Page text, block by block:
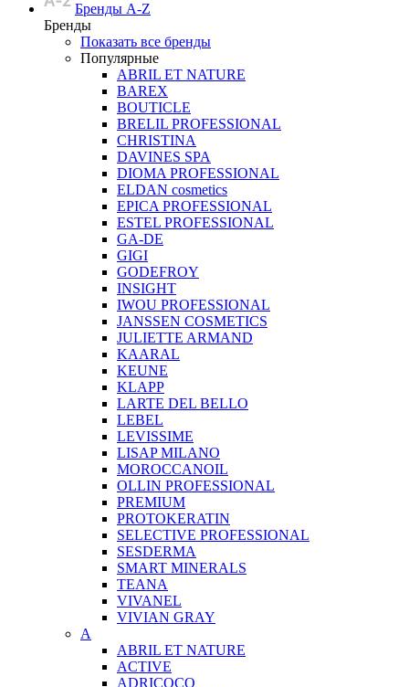
Бренды A-Z
Бренды
Показать все бренды
Популярные
ABRIL ET NATURE
BAREX
BOUTICLE
BRELIL PROFESSIONAL
CHRISTINA
DAVINES SPA
DIOMA PROFESSIONAL
ELDAN cosmetics
EPICA PROFESSIONAL
ESTEL PROFESSIONAL
GA-DE
GIGI
GODEFROY
INSIGHT
IWOU PROFESSIONAL
JANSSEN COSMETICS
JULIETTE ARMAND
KAARAL
KEUNE
KLAPP
LARTE DEL BELLO
LEBEL
LEVISSIME
LISAP MILANO
MOROCCANOIL
OLLIN PROFESSIONAL
PREMIUM
PROTOKERATIN
SELECTIVE PROFESSIONAL
SESDERMA
SMART MINERALS
TEANA
VIVANEL
VIVIAN GRAY
A
ABRIL ET NATURE
ACTIVE
ADRICOCO